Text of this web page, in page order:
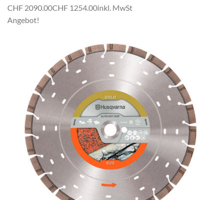
CHF 2090.00CHF 1254.00inkl. MwSt
Angebot!